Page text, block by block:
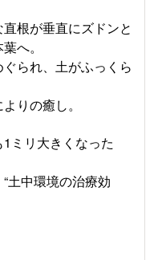
根が垂直にズドンと
へ。
られ、土がふっくら
りの癒し。
ミリ大きくなった
土中環境の治療効